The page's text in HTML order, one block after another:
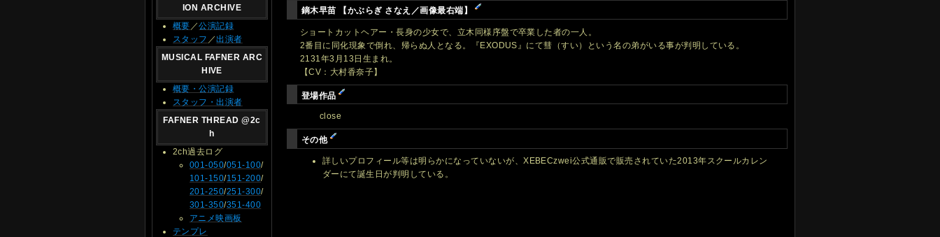
鏑木早苗 【かぶらぎ さなえ／画像最右端】
ショートカットヘアー・長身の少女で、立木同様序盤で卒業した者の一人。
2番目に同化現象で倒れ、帰らぬ人となる。『EXODUS』にて彗（すい）という名の弟がいる事が判明している。
2131年3月13日生まれ。
【CV：大村香奈子】
登場作品
close
その他
詳しいプロフィール等は明らかになっていないが、XEBECzwei公式通販で販売されていた2013年スクールカレン
ダーにて誕生日が判明している。
ION ARCHIVE
概要 ／公演記録
スタッフ ／出演者
MUSICAL FAFNER ARC
HIVE
概要・公演記録
スタッフ・出演者
FAFNER THREAD @2c
h
2ch過去ログ
001-050/051-100/
101-150/151-200/
201-250/251-300/
301-350/351-400
アニメ映画板
テンプレ